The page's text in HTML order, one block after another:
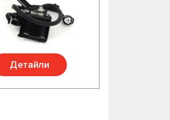
Детайли